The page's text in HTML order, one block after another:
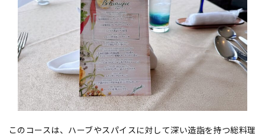
このコースは、ハーブやスパイスに対して深い造詣を持つ総料理